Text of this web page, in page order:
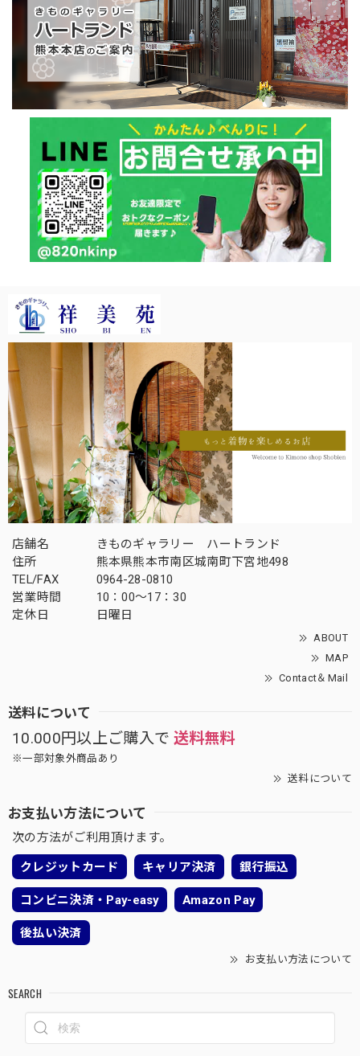
店舗名
きものギャラリー ハートランド
住所
熊本県熊本市南区城南町下宮地498
TEL/FAX
0964-28-0810
営業時間
10：00～17：30
定休日
日曜日
ABOUT
MAP
Contact＆Mail
送料について
10.000円以上ご購入で 送料無料
※一部対象外商品あり
送料について
お支払い方法について
次の方法がご利用頂けます。
クレジットカード キャリア決済 銀行振込
コンビニ決済・Pay-easy Amazon Pay
後払い決済
お支払い方法について
SEARCH